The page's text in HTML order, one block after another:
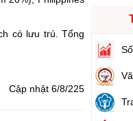
dùng hàng Việt Nam
có lưu trú. Tổng
Cập nhật 6/8/225